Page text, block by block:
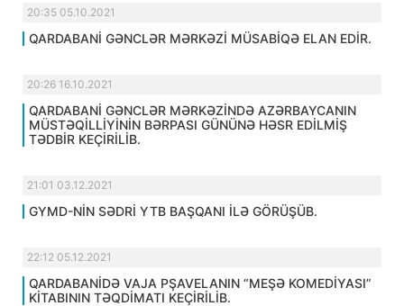
20:35 05.10.2021
QARDABANİ GƏNCLƏR MƏRKƏZİ MÜSABİQƏ ELAN EDİR.
20:26 16.10.2021
QARDABANİ GƏNCLƏR MƏRKƏZİNDƏ AZƏRBAYCANIN
MÜSTƏQİLLİYİNİN BƏRPASI GÜNÜNƏ HƏSR EDİLMİŞ
TƏDBİR KEÇİRİLİB.
21:01 03.12.2021
GYMD-NİN SƏDRİ YTB BAŞQANI İLƏ GÖRÜŞÜB.
22:12 05.12.2021
QARDABANİDƏ VAJA PŞAVELANIN “MEŞƏ KOMEDİYASI”
KİTABININ TƏQDİMATI KEÇİRİLİB.